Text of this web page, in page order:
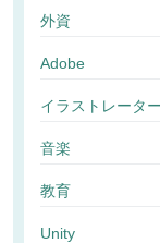
外資
Adobe
イラストレーター
音楽
教育
Unity